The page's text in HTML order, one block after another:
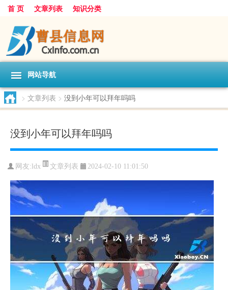
首 页 文章列表 知识分类
网站导航
> 文章列表 > 没到小年可以拜年吗吗
没到小年可以拜年吗吗
网友: ldx 文章列表 2024-02-10 11:01:50